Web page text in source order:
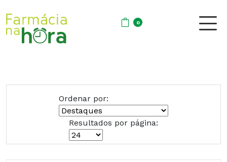
0
Ordenar por:
Resultados por página: